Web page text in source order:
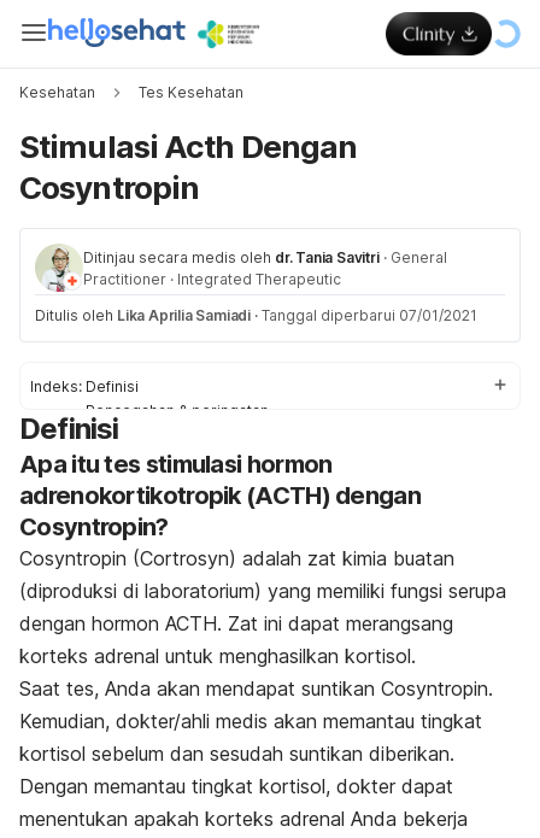
Kesehatan Tes Kesehatan
Stimulasi Acth Dengan
Cosyntropin
Ditinjau secara medis oleh dr. Tania Savitri · General
Practitioner · Integrated Therapeutic
Ditulis oleh Lika Aprilia Samiadi · Tanggal diperbarui 07/01/2021
Indeks: Definisi
Pencegahan & peringatan
Proses
Penjelasan dari Hasil Tes
Definisi
Apa itu tes stimulasi hormon
adrenokortikotropik (ACTH) dengan
Cosyntropin?
Cosyntropin (Cortrosyn) adalah zat kimia buatan
(diproduksi di laboratorium) yang memiliki fungsi serupa
dengan hormon ACTH. Zat ini dapat merangsang
korteks adrenal untuk menghasilkan kortisol.
Saat tes, Anda akan mendapat suntikan Cosyntropin.
Kemudian, dokter/ahli medis akan memantau tingkat
kortisol sebelum dan sesudah suntikan diberikan.
Dengan memantau tingkat kortisol, dokter dapat
menentukan apakah korteks adrenal Anda bekerja